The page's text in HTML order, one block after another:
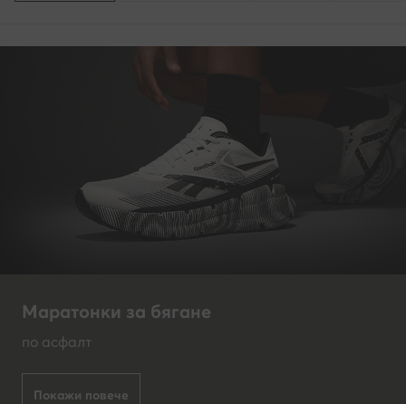
Маратонки за бягане
по асфалт
Покажи повече